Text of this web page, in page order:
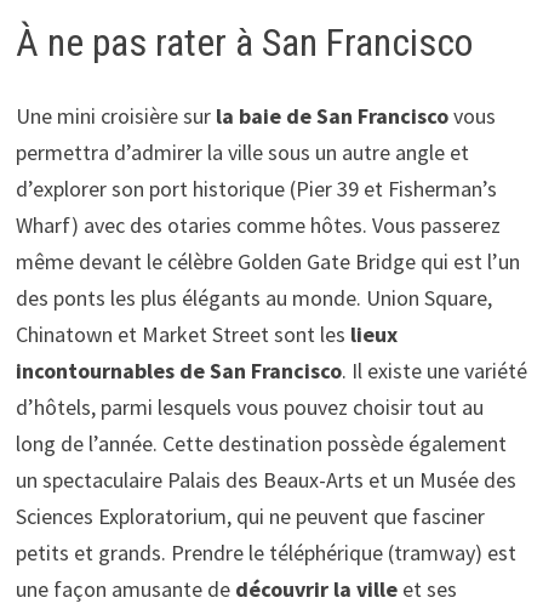
À ne pas rater à San Francisco
Une mini croisière sur la baie de San Franciscovous
permettra d’admirer la ville sous un autre angle et
d’explorer son port historique (Pier 39 et Fisherman’s
Wharf) avec des otaries comme hôtes. Vous passerez
même devant le célèbre Golden Gate Bridge qui est l’un
des ponts les plus élégants au monde. Union Square,
Chinatown et Market Street sont les lieux
incontournables de San Francisco. Il existe une variété
d’hôtels, parmi lesquels vous pouvez choisir tout au
long de l’année. Cette destination possède également
un spectaculaire Palais des Beaux-Arts et un Musée des
Sciences Exploratorium, qui ne peuvent que fasciner
petits et grands. Prendre le téléphérique (tramway) est
une façon amusante de découvrir la ville et ses